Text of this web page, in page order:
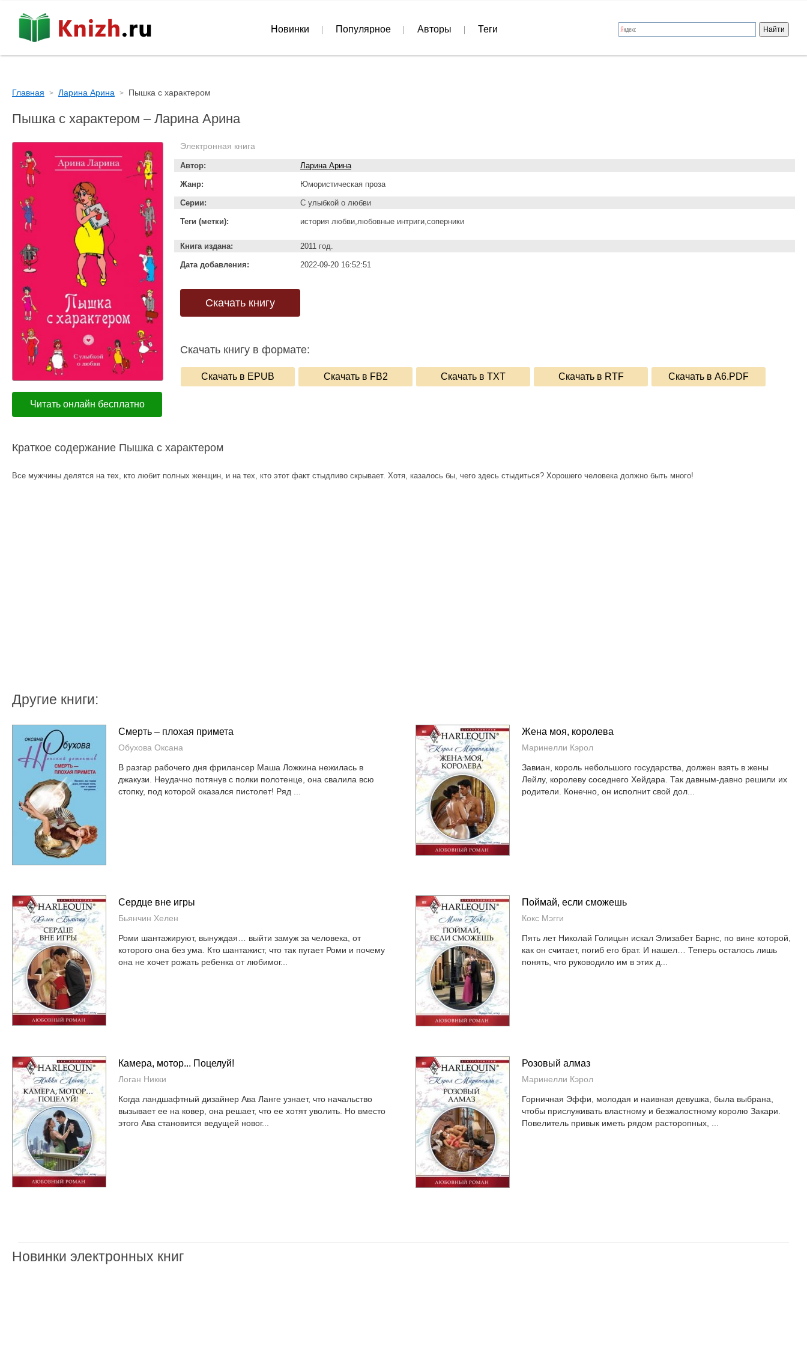
Главная Ларина Арина Пышка с характером
Пышка с характером – Ларина Арина
Читать онлайн бесплатно
Электронная книга
Автор: Ларина Арина
Жанр: Юмористическая проза
Серии: С улыбкой о любви
Теги (метки): история любви,любовные интриги,соперники
Книга издана: 2011 год.
Дата добавления: 2022-09-20 16:52:51
Скачать книгу
Скачать книгу в формате:
Скачать в EPUB Скачать в FB2 Скачать в TXT Скачать в RTF Скачать в A6.PDF
Краткое содержание Пышка с характером
Все мужчины делятся на тех, кто любит полных женщин, и на тех, кто этот факт стыдливо скрывает. Хотя, казалось бы, чего здесь стыдиться? Хорошего человека должно быть много!
Другие книги:
Смерть – плохая примета
Обухова Оксана
В разгар рабочего дня фрилансер Маша Ложкина нежилась в
джакузи. Неудачно потянув с полки полотенце, она свалила всю
стопку, под которой оказался пистолет! Ряд ...
Жена моя, королева
Маринелли Кэрол
Завиан, король небольшого государства, должен взять в жены
Лейлу, королеву соседнего Хейдара. Так давным-давно решили их
родители. Конечно, он исполнит свой дол...
Сердце вне игры
Бьянчин Хелен
Роми шантажируют, вынуждая… выйти замуж за человека, от
которого она без ума. Кто шантажист, что так пугает Роми и почему
она не хочет рожать ребенка от любимог...
Поймай, если сможешь
Кокс Мэгги
Пять лет Николай Голицын искал Элизабет Барнс, по вине которой,
как он считает, погиб его брат. И нашел… Теперь осталось лишь
понять, что руководило им в этих д...
Камера, мотор... Поцелуй!
Логан Никки
Когда ландшафтный дизайнер Ава Ланге узнает, что начальство
вызывает ее на ковер, она решает, что ее хотят уволить. Но вместо
этого Ава становится ведущей новог...
Розовый алмаз
Маринелли Кэрол
Горничная Эффи, молодая и наивная девушка, была выбрана,
чтобы прислуживать властному и безжалостному королю Закари.
Повелитель привык иметь рядом расторопных, ...
Новинки электронных книг
Новинки Популярное Авторы Теги